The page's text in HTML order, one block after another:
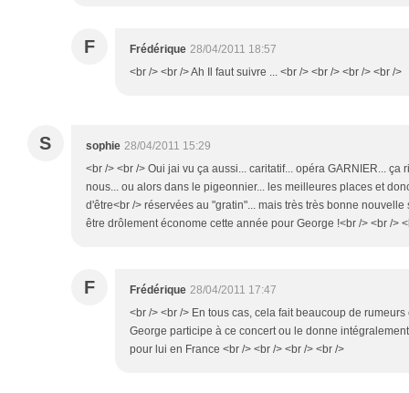
F Frédérique 28/04/2011 18:57
<br /> <br /> Ah Il faut suivre ... <br /> <br /> <br /> <br />
S sophie 28/04/2011 15:29
<br /> <br /> Oui jai vu ça aussi... caritatif... opéra GARNIER... ça
nous... ou alors dans le pigeonnier... les meilleures places et
d'être<br /> réservées au "gratin"... mais très très bonne
être drôlement économe cette année pour George !<br /> <br />
F Frédérique 28/04/2011 17:47
<br /> <br /> En tous cas, cela fait beaucoup de
George participe à ce concert ou le donne
pour lui en France <br /> <br /> <br /> <br />